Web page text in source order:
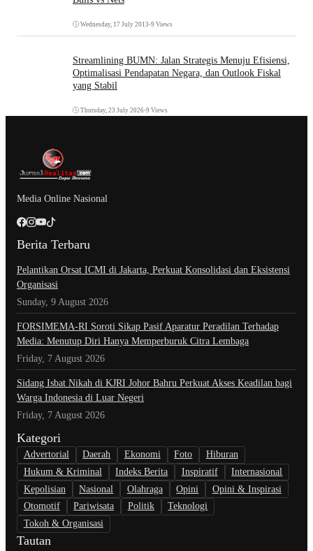
Wednesday, 17 July 2013 •9 Views
Streamlining BUMN: Jalan Strategis Menuju Efisiensi,
Optimalisasi Pendapatan Negara, dan Outlook Fiskal
yang Stabil
Thursday, 23 July 2026•9 Views
Media Online Nasional
Berita Terbaru
Pelantikan Orsat ICMI di Jakarta, Perkuat Konsolidasi dan Eksistensi
Organisasi
Sunday, 9 August 2026
​FORSIMEMA-RI Soroti Sikap Pasif Aparatur Peradilan Terhadap
Media: Menutup Diri Hanya Memperburuk Citra Lembaga
Friday, 7 August 2026
Sidang Isbat Nikah di KJRI Johor Bahru Perkuat Akses Keadilan bagi
Warga Indonesia di Luar Negeri
Friday, 7 August 2026
Kategori
Advertorial Daerah Ekonomi Foto
Hiburan
Hukum & Kriminal
Indeks Berita Inspiratif
Internasional
Kepolisian
Nasional Olahraga Opini
Opini & Inspirasi
Otomotif
Pariwisata Politik
Teknologi
Tokoh & Organisasi
Tautan